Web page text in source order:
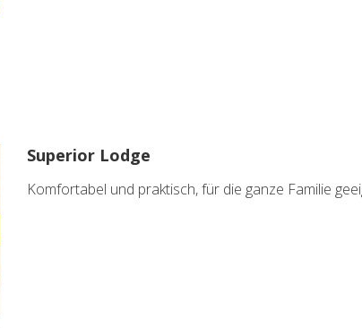
Superior Lodge
Komfortabel und praktisch, für die ganze Familie